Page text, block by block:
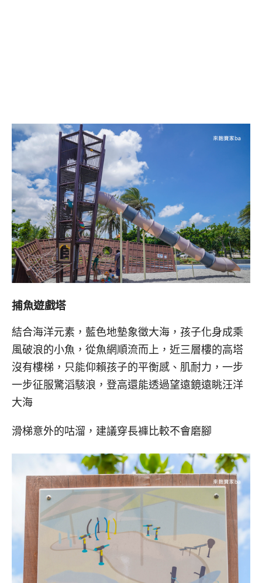
捕魚遊戲塔
結合海洋元素，藍色地墊象徵大海，孩子化身成乘
風破浪的小魚，從魚網順流而上，近三層樓的高塔
沒有樓梯，只能仰賴孩子的平衡感、肌耐力，一步
一步征服驚滔駭浪，登高還能透過望遠鏡遠眺汪洋
大海
滑梯意外的咕溜，建議穿長褲比較不會磨腳